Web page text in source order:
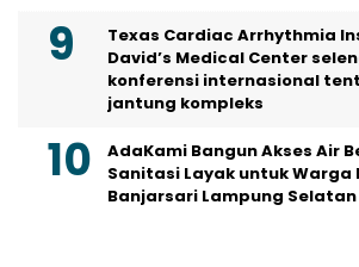
Texas Cardiac Arrhythmia
David’s Medical Center
konferensi internasional
jantung kompleks
AdaKami Bangun Akses Air
Sanitasi Layak untuk Warga
Banjarsari Lampung Selatan